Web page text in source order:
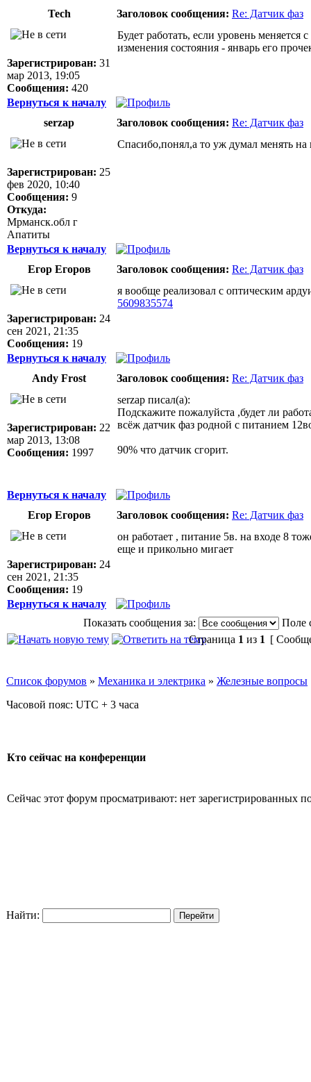
Tech
Заголовок сообщения: Re: Датчик фаз
Зарегистрирован: 31
мар 2013, 19:05
Сообщения: 420
Будет работать, если уровень меняется
изменения состояния - январь его
Вернуться к началу
serzap
Заголовок сообщения: Re: Датчик фаз
Зарегистрирован: 25
фев 2020, 10:40
Сообщения: 9
Откуда:
Мрманск.обл г
Апатиты
Спасибо,понял,а то уж думал менять
Вернуться к началу
Егор Егоров
Заголовок сообщения: Re: Датчик фаз
Зарегистрирован: 24
сен 2021, 21:35
Сообщения: 19
я вообще реализовал с оптическим
5609835574
Вернуться к началу
Andy Frost
Заголовок сообщения: Re: Датчик фаз
Зарегистрирован: 22
мар 2013, 13:08
Сообщения: 1997
serzap писал(а):
Подскажите пожалуйста ,будет ли
всёж датчик фаз родной с питанием
90% что датчик сгорит.
Вернуться к началу
Егор Егоров
Заголовок сообщения: Re: Датчик фаз
Зарегистрирован: 24
сен 2021, 21:35
Сообщения: 19
он работает , питание 5в. на входе 8
еще и прикольно мигает
Вернуться к началу
Показать сообщения за:
Поле
Страница 1 из 1 [
Список форумов » Механика и электрика » Железные вопросы
Часовой пояс: UTC + 3 часа
Кто сейчас на конференции
Сейчас этот форум просматривают: нет зарегистрированных
Найти: